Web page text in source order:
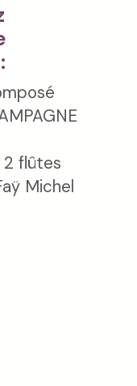
:
2 flûtes
Michel